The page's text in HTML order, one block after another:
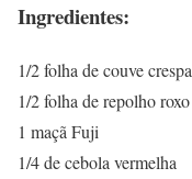
Ingredientes:
1/2 folha de couve crespa
1/2 folha de repolho roxo
1 maçã Fuji
1/4 de cebola vermelha